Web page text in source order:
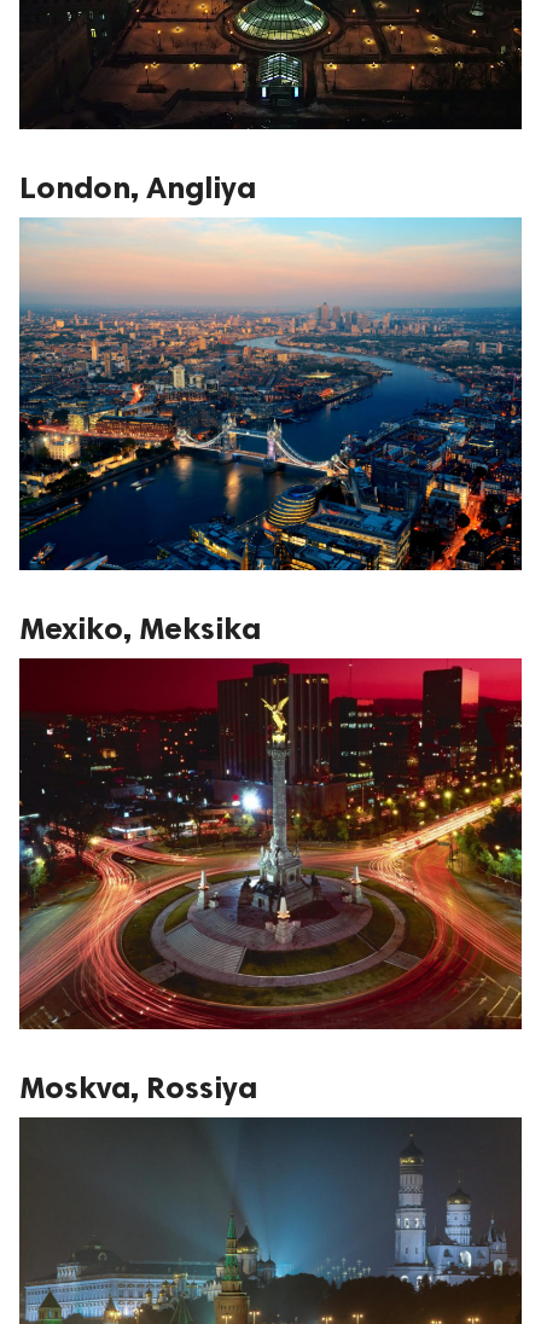
London, Angliya
Mexiko, Meksika
Moskva, Rossiya